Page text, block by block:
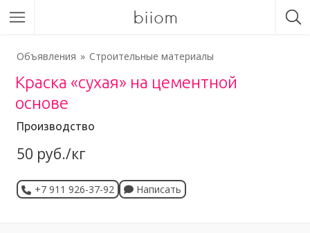
biiom
Объявления Строительные материалы
Краска «сухая» на цементной
основе
Производство
50 руб./кг
+7 911 926-37-92 Написать